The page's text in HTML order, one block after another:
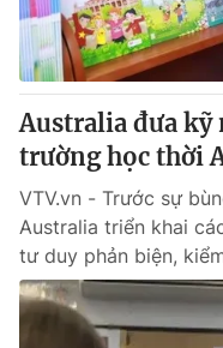
Thế giới đó đây
Câu chuyện quốc tế
Tài chính
Thị trường
Góc doanh nghiệp
Dữ liệu và đời sống
Truyền hình
Phim VTV
Hậu trường
Nhân vật
Khán giả
Giải trí
Điện ảnh
Âm nhạc
Đời sống
Du lịch
Giáo dục
Australia đưa kỹ
trường học thời
VTV.vn - Trước sự
Australia triển khai
tư duy phản biện,